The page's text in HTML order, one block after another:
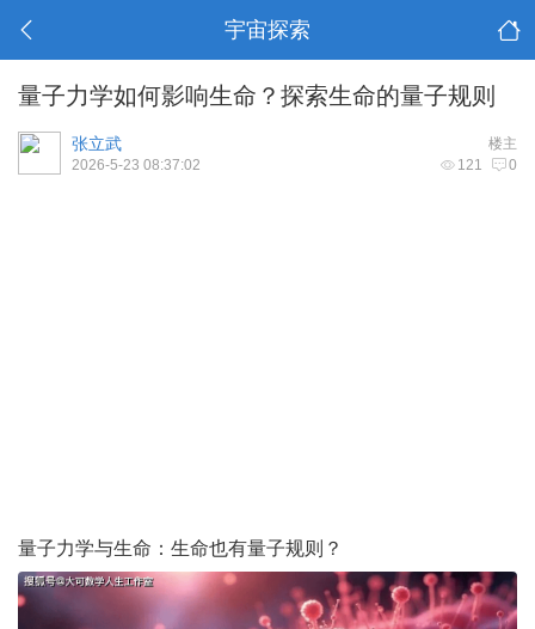
宇宙探索
量子力学如何影响生命？探索生命的量子规则
楼主
张立武
121 0
2026-5-23 08:37:02
量子力学与生命：生命也有量子规则？